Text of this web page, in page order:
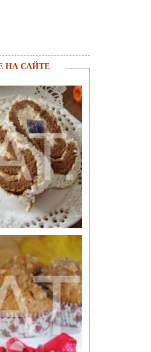
НА САЙТЕ